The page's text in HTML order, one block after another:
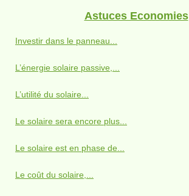
Astuces Economies
Investir dans le panneau...
L’énergie solaire passive,...
L’utilité du solaire...
Le solaire sera encore plus...
Le solaire est en phase de...
Le coût du solaire,...